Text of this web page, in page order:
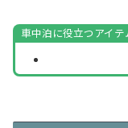
車中泊に役立つアイテ